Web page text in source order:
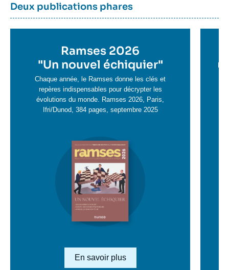
Dernière
parutions
Titre
container
Deux publications phares
en
savoir
plus
Ramses 2026
"Un nouvel échiquier"
Chaque année, le Ramses donne les clés et
repères indispensables pour décrypter les
évolutions du monde. Ramses 2026, Paris,
Ifri/Dunod, 384 pages, septembre 2025
savoir
Lien en savoir plus
En savoir plus